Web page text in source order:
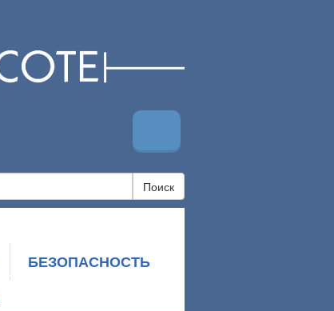
Поиск
БЕЗОПАСНОСТЬ